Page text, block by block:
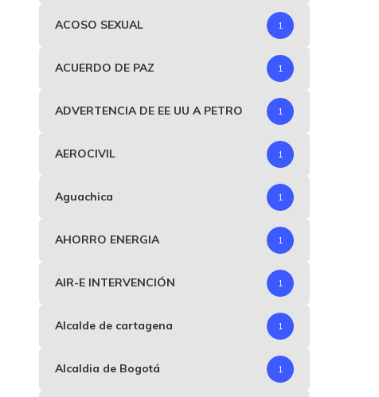
ACOSO SEXUAL 1
ACUERDO DE PAZ 1
ADVERTENCIA DE EE UU A PETRO 1
AEROCIVIL 1
Aguachica 1
AHORRO ENERGIA 1
AIR-E INTERVENCIÓN 1
Alcalde de cartagena 1
Alcaldia de Bogotá 1